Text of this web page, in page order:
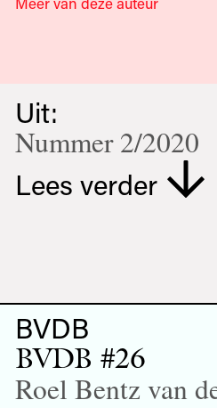
Uit:
Nummer 2/2020
Lees verder
BVDB
BVDB #26
Roel Bentz van